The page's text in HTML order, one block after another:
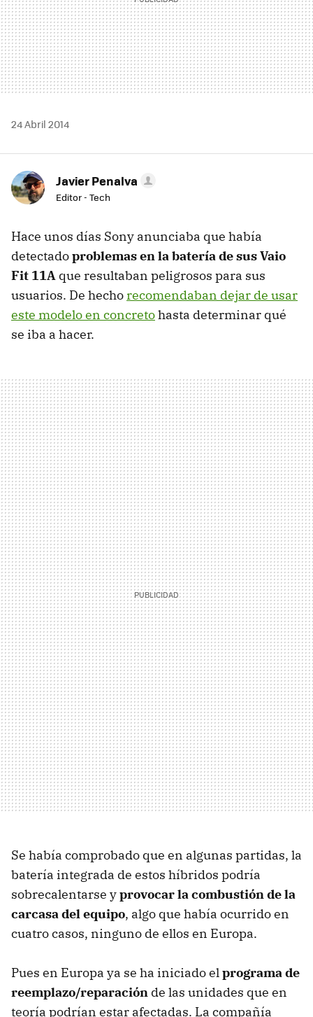
24 Abril 2014
Javier Penalva
Editor - Tech
Hace unos días Sony anunciaba que había
detectadoproblemas en la batería de sus Vaio
Fit 11A que resultaban peligrosos para sus
usuarios. De hechorecomendaban dejar de usar
este modelo en concretohasta determinar qué
se iba a hacer.
Se había comprobado que en algunas partidas, la
batería integrada de estos híbridos podría
sobrecalentarse yprovocar la combustión de la
carcasa del equipo, algo que había ocurrido en
cuatro casos, ninguno de ellos en Europa.
Pues en Europa ya se ha iniciado elprograma de
reemplazo/reparación de las unidades que en
teoría podrían estar afectadas. La compañía